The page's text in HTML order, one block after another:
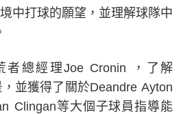
中打球的願望，並理解球隊中
者總經理Joe Cronin ，了解
並獲得了關於Deandre Ayton
Clingan等大個子球員指導能